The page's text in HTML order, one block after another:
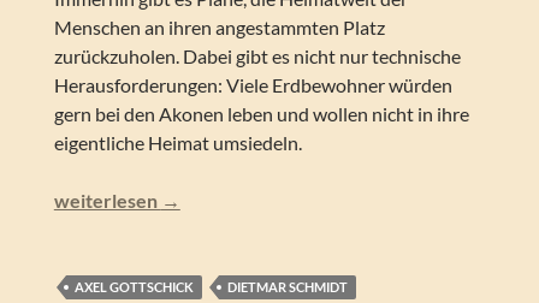
Menschen an ihren angestammten Platz
zurückzuholen. Dabei gibt es nicht nur technische
Herausforderungen: Viele Erdbewohner würden
gern bei den Akonen leben und wollen nicht in ihre
eigentliche Heimat umsiedeln.
Perry Rhodan NEO – Revolution (Folgen 290-299)
weiterlesen →
AXEL GOTTSCHICK
DIETMAR SCHMIDT